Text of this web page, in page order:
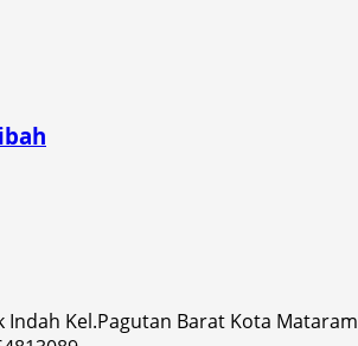
Indah Kel.Pagutan Barat Kota Mataram